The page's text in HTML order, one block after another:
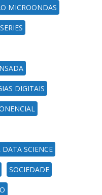
MICROONDAS
DIGITAIS
SCIENCE
SOCIEDADE